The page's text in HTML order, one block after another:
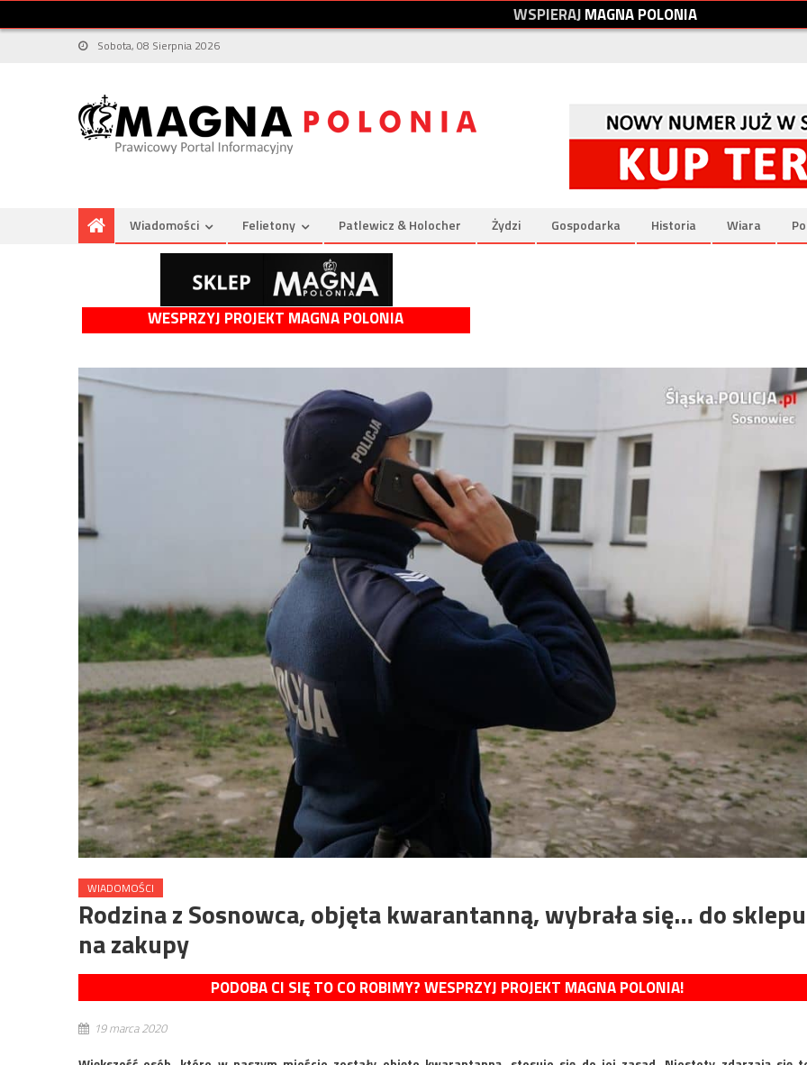
WSPIERAJMAGNAPOLONIA
Sobota, 08 Sierpnia 2026
Wiadomości Felietony Patlewicz & Holocher Żydzi Gospodarka Historia Wiara
WESPRZYJ PROJEKT MAGNA POLONIA
WIADOMOŚCI
Rodzina z Sosnowca, objęta kwarantanną, wybrała się… do sklepu
na zakupy
PODOBA CI SIĘ TO CO ROBIMY? WESPRZYJ PROJEKT MAGNA POLONIA!
19 marca 2020